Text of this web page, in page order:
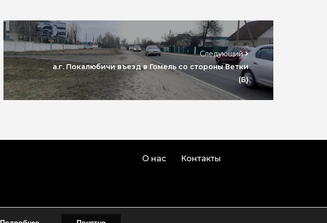
Следующий
а.г. Покалюбичи въезд в Гомель со стороны Ветки
(Б)
О нас Контакты